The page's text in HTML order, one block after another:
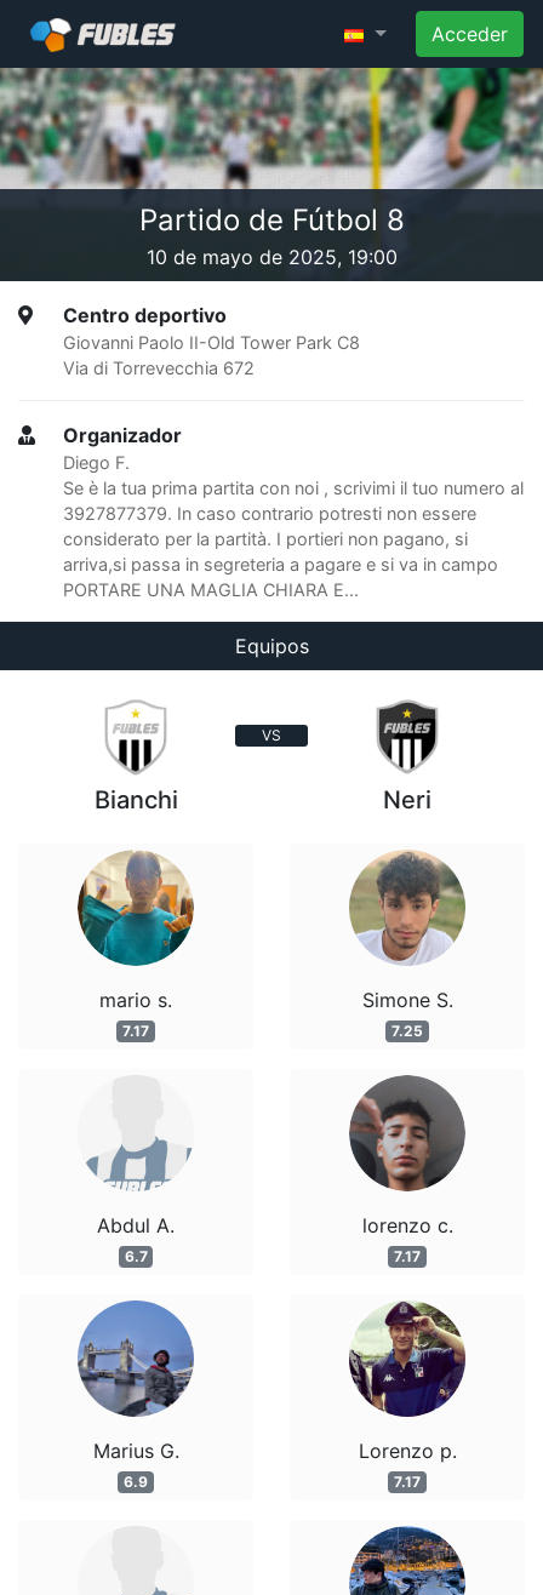
Acceder
Partido de Fútbol 8
10 de mayo de 2025, 19:00
Centro deportivo
Giovanni Paolo II-Old Tower Park C8
Via di Torrevecchia 672
Organizador
Diego F.
Se è la tua prima partita con noi , scrivimi il tuo numero al
3927877379. In caso contrario potresti non essere
considerato per la partità. I portieri non pagano, si
arriva,si passa in segreteria a pagare e si va in campo
PORTARE UNA MAGLIA CHIARA E...
Equipos
VS
Bianchi
mario s.
7.17
Abdul A.
6.7
Marius G.
6.9
Neri
Simone S.
7.25
lorenzo c.
7.17
Lorenzo p.
7.17